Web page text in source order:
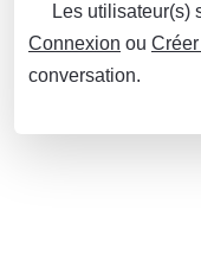
Les utilisateur(s)
Connexion ou
conversation.